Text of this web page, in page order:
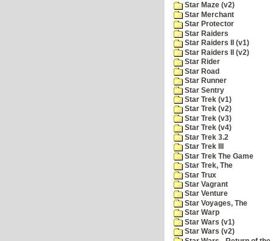
Star Maze (v2)
Star Merchant
Star Protector
Star Raiders
Star Raiders II (v1)
Star Raiders II (v2)
Star Rider
Star Road
Star Runner
Star Sentry
Star Trek (v1)
Star Trek (v2)
Star Trek (v3)
Star Trek (v4)
Star Trek 3.2
Star Trek III
Star Trek The Game
Star Trek, The
Star Trux
Star Vagrant
Star Venture
Star Voyages, The
Star Warp
Star Wars (v1)
Star Wars (v2)